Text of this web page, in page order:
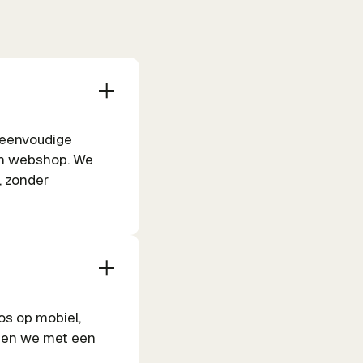
webshop. We
zonder
op mobiel,
we met een